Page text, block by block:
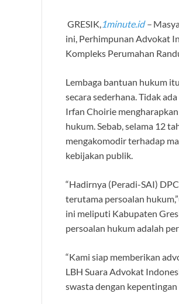
GRESIK, 1minute.id–
ini, Perhimpunan Advokat
Kompleks Perumahan
Lembaga bantuan hukum
secara sederhana. Tidak
Irfan Choirie
hukum. Sebab, selama 12
mengakomodir terhadap
kebijakan publik.
“Hadirnya (Peradi-SAI)
terutama persoalan
ini meliputi Kabupaten
persoalan hukum adalah
“Kami siap memberikan
LBH Suara Advokat
swasta dengan